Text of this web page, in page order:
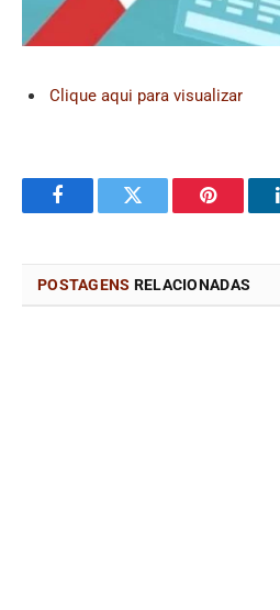
Clique aqui para visualizar
FacebookTwitter Pinterest
POSTAGENS RELACIONADAS